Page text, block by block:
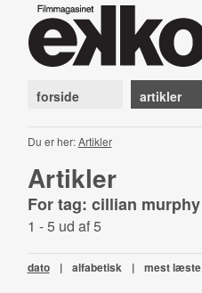
forside artikler
Du er her:Artikler
Artikler
For tag: cillian murphy
1 - 5 ud af 5
dato | alfabetisk | mest læste